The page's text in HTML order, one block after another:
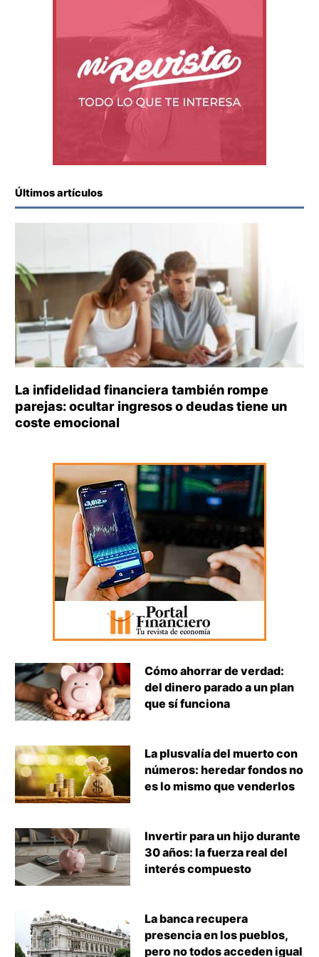
Últimos artículos
La infidelidad financiera también rompe
parejas: ocultar ingresos o deudas tiene un
coste emocional
Cómo ahorrar de verdad:
del dinero parado a un plan
que sí funciona
La plusvalía del muerto con
números: heredar fondos no
es lo mismo que venderlos
Invertir para un hijo durante
30 años: la fuerza real del
interés compuesto
La banca recupera
presencia en los pueblos,
pero no todos acceden igual